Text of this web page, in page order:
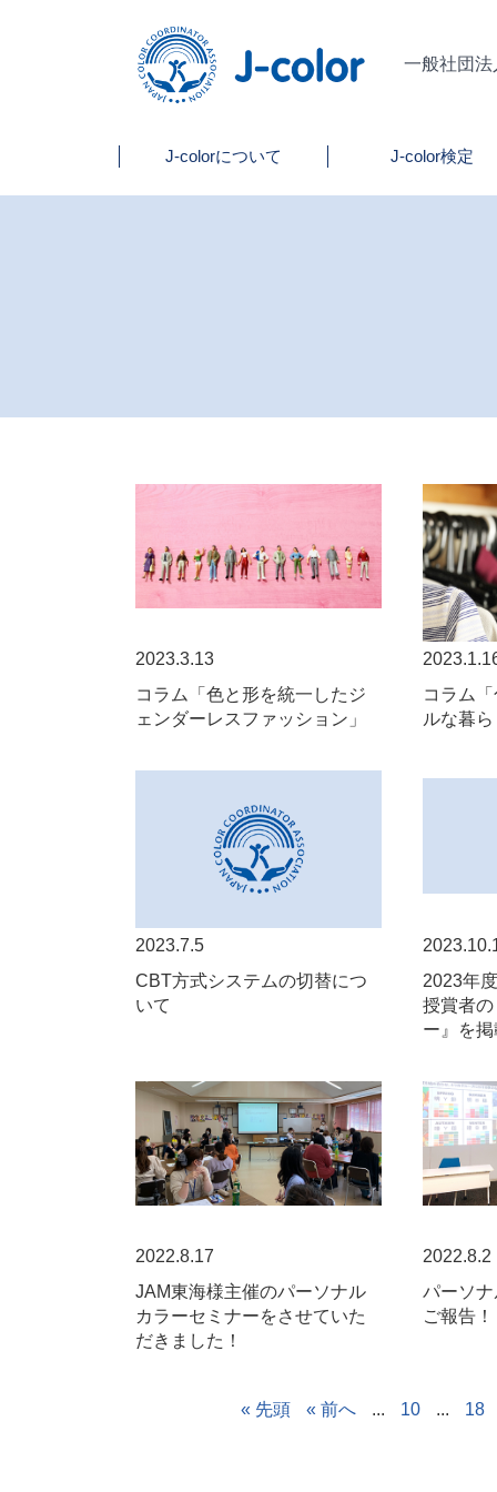
一般社団
J-colorについて J-color検定
2023.3.13
コラム「色と形を統一したジ
ェンダーレスファッション」
コラム
ルな暮
2023.7.5
CBT方式システムの切替につ
いて
2023年
授賞者
ー』を
2022.8.17
JAM東海様主催のパーソナル
カラーセミナーをさせていた
だきました！
2022.8.2
パーソ
ご報告！
« 先頭 « 前へ ... 10 ... 18